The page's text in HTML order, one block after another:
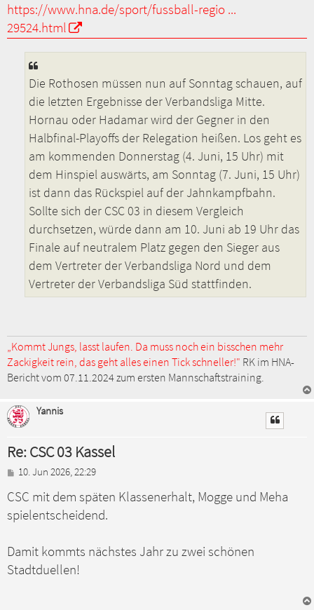
https://www.hna.de/sport/fussball-regio ...
29524.html
Die Rothosen müssen nun auf Sonntag schauen, auf
die letzten Ergebnisse der Verbandsliga Mitte.
Hornau oder Hadamar wird der Gegner in den
Halbfinal-Playoffs der Relegation heißen. Los geht es
am kommenden Donnerstag (4. Juni, 15 Uhr) mit
dem Hinspiel auswärts, am Sonntag (7. Juni, 15 Uhr)
ist dann das Rückspiel auf der Jahnkampfbahn.
Sollte sich der CSC 03 in diesem Vergleich
durchsetzen, würde dann am 10. Juni ab 19 Uhr das
Finale auf neutralem Platz gegen den Sieger aus
dem Vertreter der Verbandsliga Nord und dem
Vertreter der Verbandsliga Süd stattfinden.
„Kommt Jungs, lasst laufen. Da muss noch ein bisschen mehr
Zackigkeit rein, das geht alles einen Tick schneller!" RK im HNA-
Bericht vom 07.11.2024 zum ersten Mannschaftstraining.
Yannis
Re: CSC 03 Kassel
B
i
r
10. Jun 2026, 22:29
CSC mit dem späten Klassenerhalt, Mogge und Meha
spielentscheidend.
Damit kommts nächstes Jahr zu zwei schönen
Stadtduellen!